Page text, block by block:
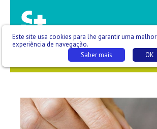
SAÚDE QUE SE VÊ
Este site usa cookies para lhe garantir uma melhor
experiência de navegação.
OK
Saber mais